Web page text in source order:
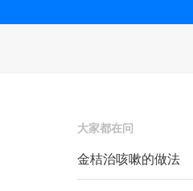
大家都在问
金桔治咳嗽的做法